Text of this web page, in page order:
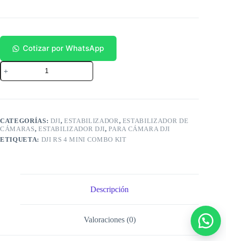
Cotizar por WhatsApp
RS4
Mini
Combo
CATEGORÍAS: DJI,ESTABILIZADOR , ESTABILIZADOR DE
CÁMARAS, ESTABILIZADOR DJI,PARA CÁMARA DJI
ETIQUETA: DJI RS 4 MINI COMBO KIT
Descripción
Valoraciones (0)